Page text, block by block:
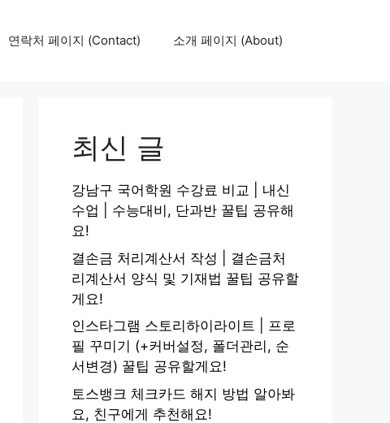
연락처 페이지 (Contact) 소개 페이지 (About)
최신 글
강남구 국어학원 수강료 비교 | 내신
수업 | 수능대비, 단과반 꿀팁 공유해
요!
결손금 처리계산서 작성 | 결손금처
리계산서 양식 및 기재법 꿀팁 공유할
게요!
인스타그램 스토리하이라이트 | 프로
필 꾸미기 (+커버설정, 폴더관리, 순
서변경) 꿀팁 공유할게요!
토스뱅크 체크카드 해지 방법 알아봐
요, 친구에게 추천해요!